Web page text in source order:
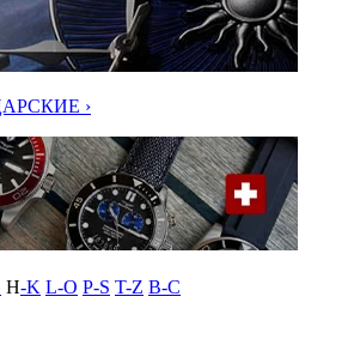
›
H-K L-O P-S T-Z В-С